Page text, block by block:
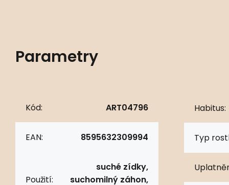
Parametry
Kód: ART04796
EAN: 8595632309994
Použití:
suché zídky,
suchomilný záhon,
Habitus:
Typ